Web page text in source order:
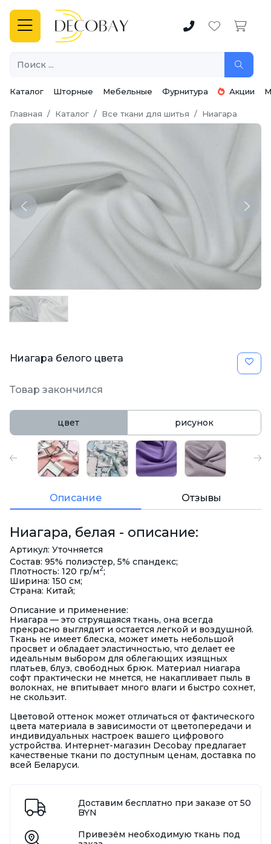
Каталог Шторные Мебельные Фурнитура Акции
Главная Каталог Все ткани для шитья Ниагара
Previous Next
Ниагара белого цвета
Товар закончился
цвет рисунок
Описание Отзывы
Ниагара, белая - описание:
Артикул: Уточняется
Состав: 95% полиэстер, 5% спандекс;
Плотность: 120 гр/м2;
Ширина: 150 см;
Страна: Китай;
Описание и применение:
Ниагара — это струящаяся ткань, она всегда
прекрасно выглядит и остается легкой и воздушной.
Ткань не имеет блеска, может иметь небольшой
просвет и обладает эластичностью, что делает ее
идеальным выбором для облегающих изящных
платьев, блуз, свободных брюк. Материал ниагара
софт практически не мнется, не накапливает пыль в
волокнах, не впитывает много влаги и быстро сохнет,
не скользит.
Цветовой оттенок может отличаться от фактического
цвета материала в зависимости от цветопередачи и
индивидуальных настроек вашего цифрового
устройства. Интернет-магазин Decobay предлагает
качественые ткани по доступным ценам, доставка по
всей Беларуси.
Доставим бесплатно при заказе от 50
BYN
Привезём необходимую ткань под